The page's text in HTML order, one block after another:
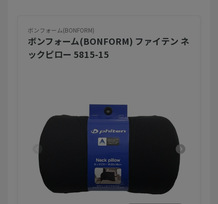
ボンフォーム(BONFORM)
ボンフォーム(BONFORM) ファイテン ネ
ックピロー 5815-15